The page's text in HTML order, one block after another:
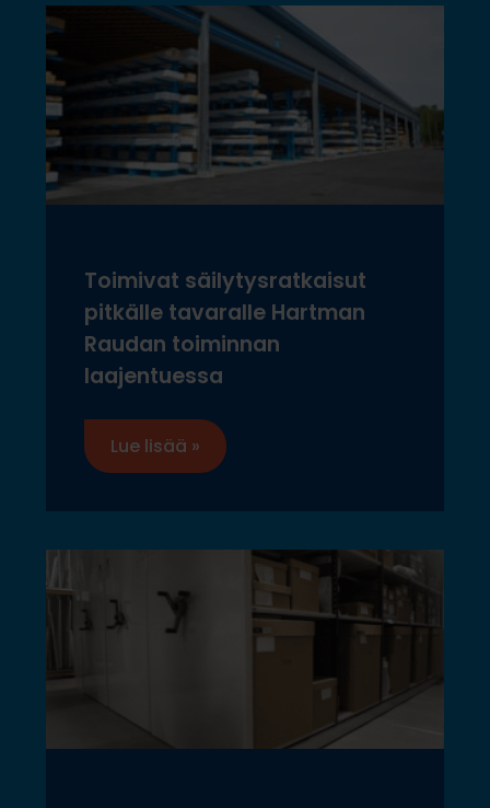
Toimivat säilytysratkaisut
pitkälle tavaralle Hartman
Raudan toiminnan
laajentuessa
Lue lisää »